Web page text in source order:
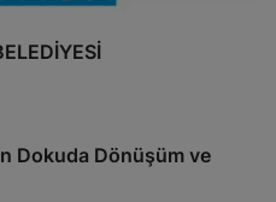
Dokuda Dönüşüm ve